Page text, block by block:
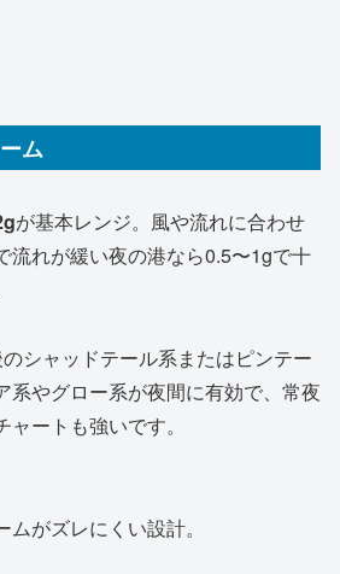
ム
が基本レンジ。風や流れに合わせ
流れが緩い夜の港なら0.5〜1gで十
シャッドテール系またはピンテー
系やグロー系が夜間に有効で、常夜
ートも強いです。
がズレにくい設計。